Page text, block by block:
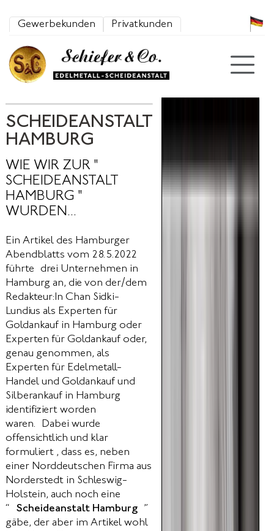
Gewerbekunden Privatkunden
SCHEIDEANSTALT
HAMBURG
WIE WIR ZUR "
SCHEIDEANSTALT
HAMBURG "
WURDEN...
Ein Artikel des Hamburger
Abendblatts vom 28.5.2022
führte drei Unternehmen in
Hamburg an, die von der/dem
Redakteur:In Chan Sidki-
Lundius als Experten für
Goldankauf in Hamburg oder
Experten für Goldankauf oder,
genau genommen, als
Experten für Edelmetall-
Handel und Goldankauf und
Silberankauf in Hamburg
identifiziert worden
waren. Dabei wurde
offensichtlich und klar
formuliert , dass es, neben
einer Norddeutschen Firma aus
Norderstedt in Schleswig-
Holstein, auch noch eine
“
Scheideanstalt Hamburg ”
gäbe, der aber im Artikel wohl